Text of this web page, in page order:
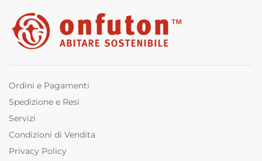
Ordini e Pagamenti
Spedizione e Resi
Servizi
Condizioni di Vendita
Privacy Policy